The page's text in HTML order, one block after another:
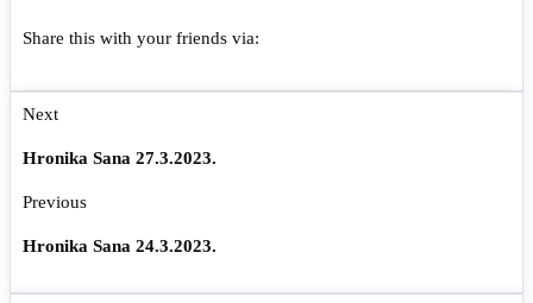
Share this with your friends via:
Next
Hronika Sana 27.3.2023.
Previous
Hronika Sana 24.3.2023.